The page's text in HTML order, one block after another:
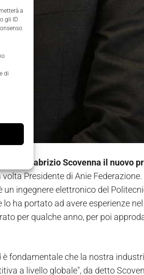
a
gli ID
di
Fabrizio Scovenna il nuovo
Presidente di Anie
ingegnere elettronico del
ha portato ad avere esperienze
per qualche anno, per poi
fondamentale che la nostra
a livello globale", da detto